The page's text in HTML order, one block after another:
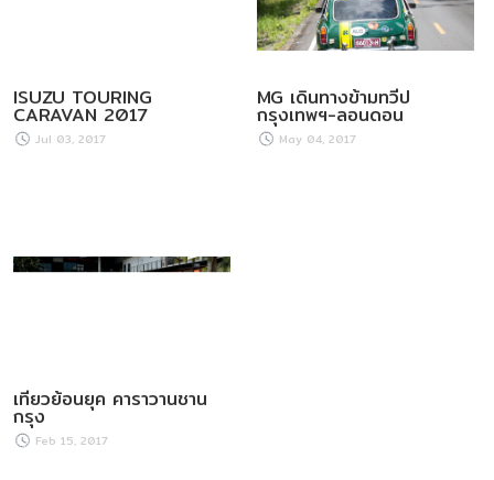
ISUZU TOURING
CARAVAN 2017
Jul 03, 2017
MG เดินทางข้ามทวีป
กรุงเทพฯ-ลอนดอน
May 04, 2017
เที่ยวย้อนยุค คาราวานชาน
กรุง
Feb 15, 2017